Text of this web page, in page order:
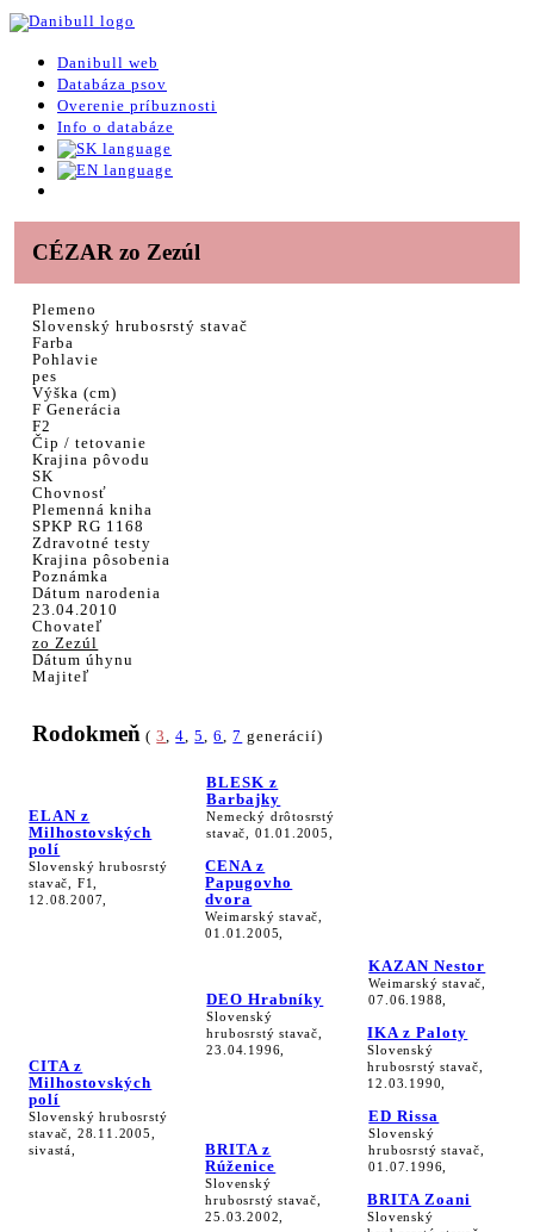
Danibull web
Databáza psov
Overenie príbuznosti
Info o databáze
CÉZAR zo Zezúl
Plemeno
Slovenský hrubosrstý stavač
Farba
Pohlavie
pes
Výška (cm)
F Generácia
F2
Čip / tetovanie
Krajina pôvodu
SK
Chovnosť
Plemenná kniha
SPKP RG 1168
Zdravotné testy
Krajina pôsobenia
Poznámka
Dátum narodenia
23.04.2010
Chovateľ
zo Zezúl
Dátum úhynu
Majiteľ
Rodokmeň (3,4,5,6,7 generácií)
ELAN z
Milhostovských
polí
Slovenský hrubosrstý
stavač, F1,
12.08.2007,
BLESK z
Barbajky
Nemecký drôtosrstý
stavač, 01.01.2005,
CENA z
Papugovho
dvora
Weimarský stavač,
01.01.2005,
CITA z
Milhostovských
polí
Slovenský hrubosrstý
stavač, 28.11.2005,
sivastá,
DEO Hrabníky
Slovenský
hrubosrstý stavač,
23.04.1996,
KAZAN Nestor
Weimarský stavač,
07.06.1988,
IKA z Paloty
Slovenský
hrubosrstý stavač,
12.03.1990,
BRITA z
Rúženice
Slovenský
hrubosrstý stavač,
25.03.2002,
ED Rissa
Slovenský
hrubosrstý stavač,
01.07.1996,
BRITA Zoani
Slovenský